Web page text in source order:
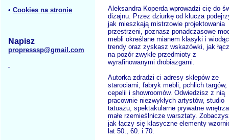
• Cookies na stronie
Napisz
propresssp@gmail.com
Aleksandra Koperda wprowadzi cię do
dizajnu. Przez dziurkę od klucza
jak mieszkają mistrzowie projektowania
przestrzeni, poznasz ponadczasowe
mebli określane mianem klasyki i
trendy oraz zyskasz wskazówki, jak
na pozór zwykłe przedmioty z
wyrafinowanymi drobiazgami.
Autorka zdradzi ci adresy sklepów ze
starociami, fabryk mebli, pchlich targów,
cepelii i showroomów. Odwiedzisz z nią
pracownie niezwykłych artystów, studio
tatuażu, spektakularne prywatne
małe rzemieślnicze warsztaty.
jak łączy się klasyczne elementy
lat 50., 60. i 70.